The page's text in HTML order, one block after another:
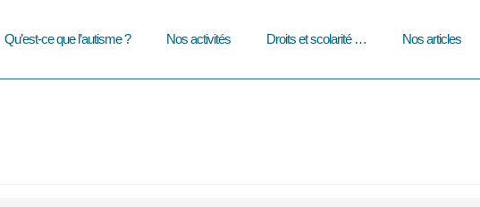
Qu’est-ce que l’autisme ? Nos activités Droits et scolarité … Nos articles